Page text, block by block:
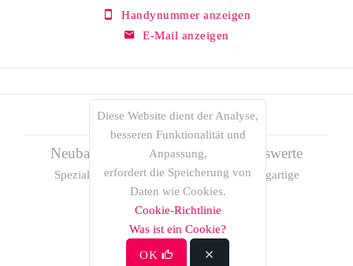
Handynummer anzeigen
E-Mail anzeigen
Alex O. Pesqueira
Neubau und einzigartige Vermögenswerte
Spezialist für Neubau, Marketing und einzigartige
Vermögenswerte.
Diese Website dient der Analyse,
besseren Funktionalität und
Anpassung,
erfordert die Speicherung von
Daten wie Cookies.
Cookie-Richtlinie
Was ist ein Cookie?
OK